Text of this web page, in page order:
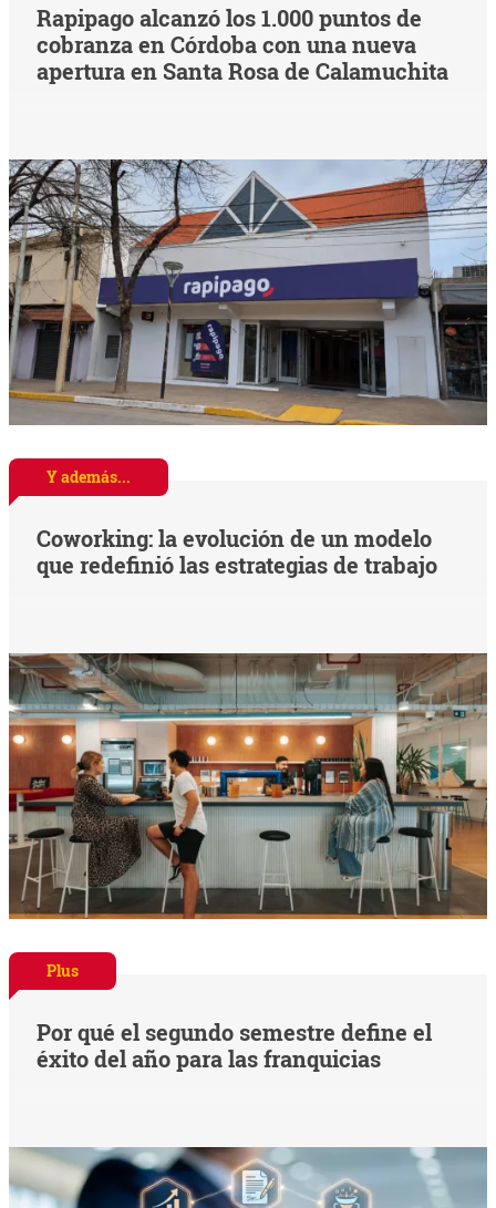
Rapipago alcanzó los 1.000 puntos de
cobranza en Córdoba con una nueva
apertura en Santa Rosa de Calamuchita
Y además...
Coworking: la evolución de un modelo
que redefinió las estrategias de trabajo
Plus
Por qué el segundo semestre define el
éxito del año para las franquicias